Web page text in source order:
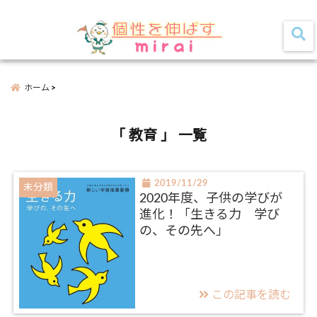
ホーム
「 教育 」 一覧
未分類 2019/11/29
2020年度、子供の学びが
進化！「生きる力 学び
の、その先へ」
この記事を読む